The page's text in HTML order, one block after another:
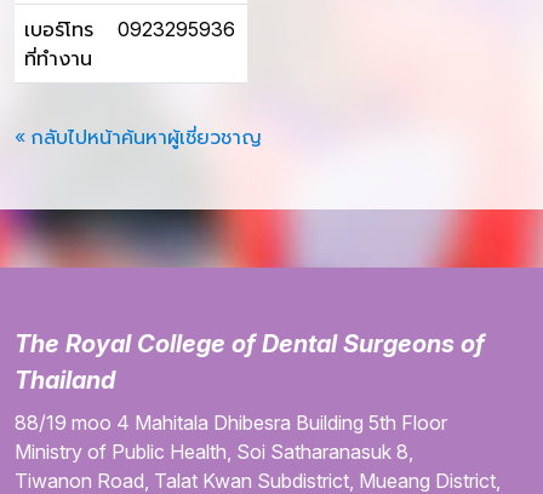
เบอร์โทร
ที่ทำงาน
0923295936
« กลับไปหน้าค้นหาผู้เชี่ยวชาญ
The Royal College of Dental Surgeons of
Thailand
88/19 moo 4 Mahitala Dhibesra Building 5th Floor
Ministry of Public Health, Soi Satharanasuk 8,
Tiwanon Road, Talat Kwan Subdistrict, Mueang District,